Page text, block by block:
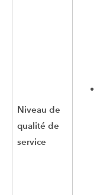
Niveau de
qualité de
service